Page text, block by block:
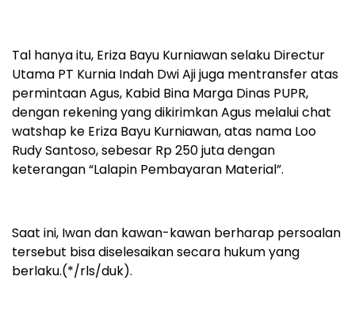
Tal hanya itu, Eriza Bayu Kurniawan selaku Directur
Utama PT Kurnia Indah Dwi Aji juga mentransfer atas
permintaan Agus, Kabid Bina Marga Dinas PUPR,
dengan rekening yang dikirimkan Agus melalui chat
watshap ke Eriza Bayu Kurniawan, atas nama Loo
Rudy Santoso, sebesar Rp 250 juta dengan
keterangan “Lalapin Pembayaran Material”.
Saat ini, Iwan dan kawan-kawan berharap persoalan
tersebut bisa diselesaikan secara hukum yang
berlaku.(*/rls/duk).